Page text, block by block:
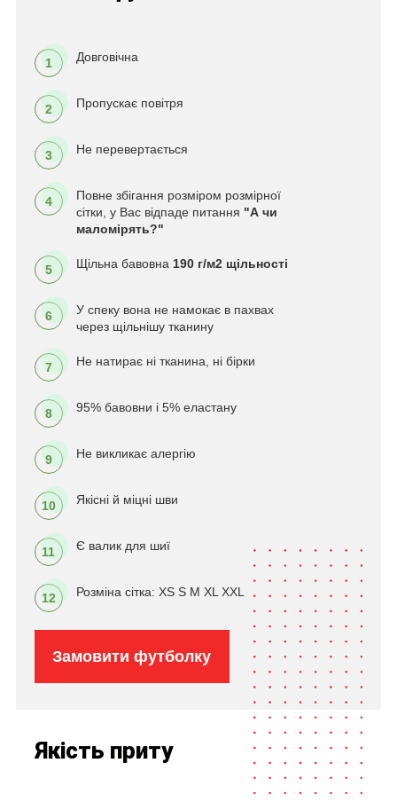
1 Довговічна
2 Пропускає повітря
3 Не перевертається
4
Повне збігання розміром розмірної
сітки, у Вас відпаде питання "А чи
маломірять?"
5 Щільна бавовна 190 г/м2 щільності
6
У спеку вона не намокає в пахвах
через щільнішу тканину
7 Не натирає ні тканина, ні бірки
8 95% бавовни і 5% еластану
9 Не викликає алергію
10 Якісні й міцні шви
11 Є валик для шиї
12 Розміна сітка: XS S M XL XXL
Замовити футболку
Якість приту